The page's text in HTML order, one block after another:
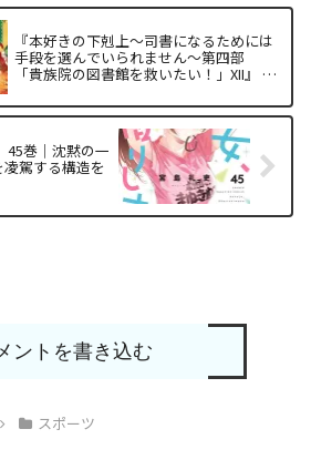
『本好きの下剋上～司書になるためには
手段を選んでいられません～第四部
「貴族院の図書館を救いたい！」XII』 第
理の極致
45巻｜沈黙の一
駕する構造を
ントを書き込む
スポーツ